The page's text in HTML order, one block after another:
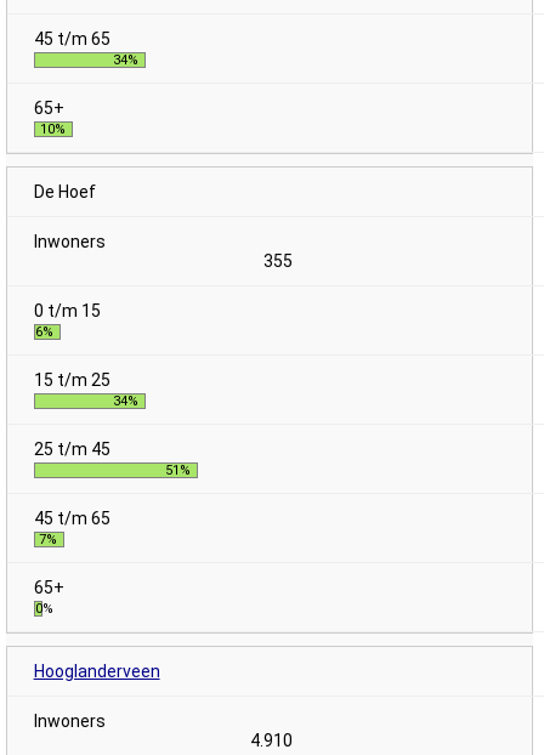
34%
10%
De Hoef
355
6%
34%
51%
7%
0%
Hooglanderveen
4.910